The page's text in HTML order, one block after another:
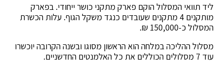
ליד תוואי המסלול הוקם פארק מתקני כושר ייחודי. בפארק
מותקנים 4 מתקנים שעובדים כנגד משקל הגוף. עלות הכשרת
המסלול כ-150,000 ₪.
מסלול ההליכה במלחה הוא הראשון מסוגו ובשנה הקרובה יוכשרו
עוד 7 מסלולים הכוללים את כל האלמנטים החדשניים.